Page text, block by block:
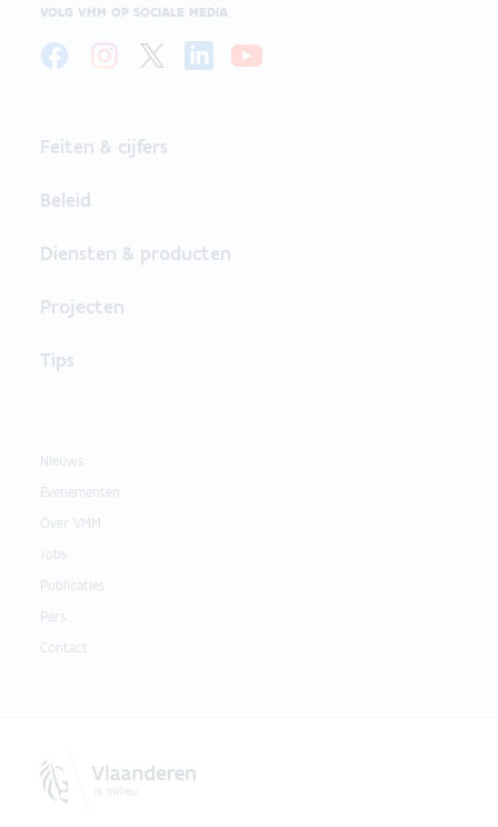
VOLG VMM OP SOCIALE MEDIA
Feiten & cijfers
Beleid
Diensten & producten
Projecten
Tips
Nieuws
Evenementen
Over VMM
Jobs
Publicaties
Pers
Contact